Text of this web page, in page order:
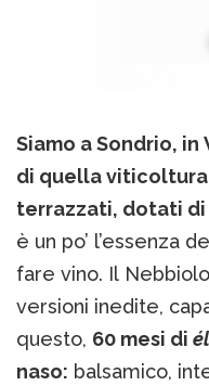
Siamo a Sondrio,
di quella
terrazzati, dotati
è un po’ l’essenza
fare vino. Il
versioni inedite,
questo, 60 mesi di
naso: balsamico,